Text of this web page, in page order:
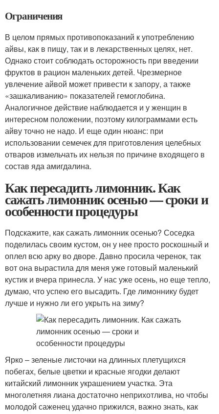
Ограничения
В целом прямых противопоказаний к употреблению
айвы, как в пищу, так и в лекарственных целях, нет.
Однако стоит соблюдать осторожность при введении
фруктов в рацион маленьких детей. Чрезмерное
увлечение айвой может привести к запору, а также
«зашкаливанию» показателей гемоглобина.
Аналогичное действие наблюдается и у женщин в
интересном положении, поэтому килограммами есть
айву точно не надо. И еще один нюанс: при
использовании семечек для приготовления целебных
отваров измельчать их нельзя по причине входящего в
состав яда амигдалина.
Как пересадить лимонник. Как
сажать лимонник осенью — сроки и
особенности процедуры
Подскажите, как сажать лимонник осенью? Соседка
поделилась своим кустом, он у нее просто роскошный и
оплел всю арку во дворе. Давно просила черенок, так
вот она вырастила для меня уже готовый маленький
кустик и вчера принесла. У нас уже осень, но еще тепло,
думаю, что успею его высадить. Где лимоннику будет
лучше и нужно ли его укрыть на зиму?
Ярко – зеленые листочки на длинных плетущихся
побегах, белые цветки и красные ягодки делают
китайский лимонник украшением участка. Эта
многолетняя лиана достаточно неприхотлива, но чтобы
молодой саженец удачно прижился, важно знать, как